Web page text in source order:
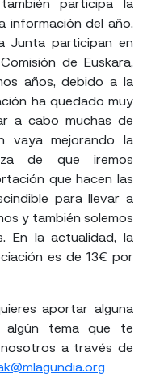
participa la
información del año.
Junta participan en
de Euskara,
años, debido a la
ha quedado muy
a cabo muchas de
vaya mejorando la
de que iremos
que hacen las
para llevar a
y también solemos
En la actualidad, la
es de 13€ por
aportar alguna
algún tema que te
a través de